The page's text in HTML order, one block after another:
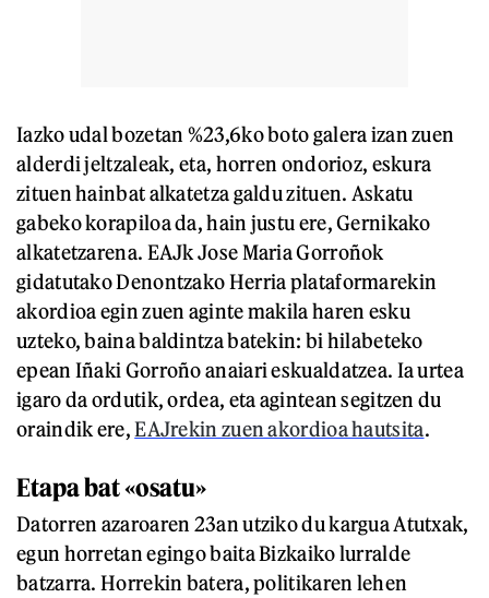
Iazko udal bozetan %23,6ko boto galera izan zuen
alderdi jeltzaleak, eta, horren ondorioz, eskura
zituen hainbat alkatetza galdu zituen. Askatu
gabeko korapiloa da, hain justu ere, Gernikako
alkatetzarena. EAJk Jose Maria Gorroñok
gidatutako Denontzako Herria plataformarekin
akordioa egin zuen aginte makila haren esku
uzteko, baina baldintza batekin: bi hilabeteko
epean Iñaki Gorroño anaiari eskualdatzea. Ia urtea
igaro da ordutik, ordea, eta agintean segitzen du
oraindik ere,EAJrekin zuen akordioa hautsita.
Etapa bat «osatu»
Datorren azaroaren 23an utziko du kargua Atutxak,
egun horretan egingo baita Bizkaiko lurralde
batzarra. Horrekin batera, politikaren lehen